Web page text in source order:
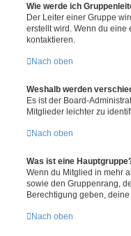
Wie werde ich
Der Leiter einer Gruppe
erstellt wird. Wenn du eine
kontaktieren.
Nach oben
Weshalb werden
Es ist der Board-
Mitglieder leichter zu
Nach oben
Was ist eine
Wenn du Mitglied in mehr
sowie den Gruppenrang,
Berechtigung geben,
Nach oben